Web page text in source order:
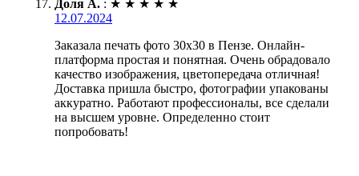
Доля А. : ★ ★ ★ ★ ★
12.07.2024
Заказала печать фото 30х30 в Пензе. Онлайн-
платформа простая и понятная. Очень обрадовало
качество изображения, цветопередача отличная!
Доставка пришла быстро, фотографии упакованы
аккуратно. Работают профессионалы, все сделали
на высшем уровне. Определенно стоит
попробовать!